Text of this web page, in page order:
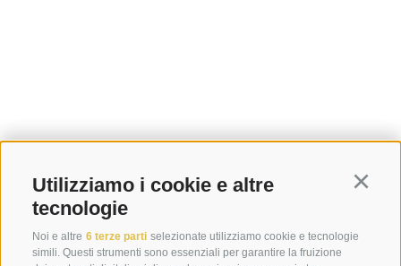
Utilizziamo i cookie e altre
tecnologie
Noi e altre 6 terze parti selezionate utilizziamo cookie e tecnologie
simili. Questi strumenti sono essenziali per garantire la fruizione